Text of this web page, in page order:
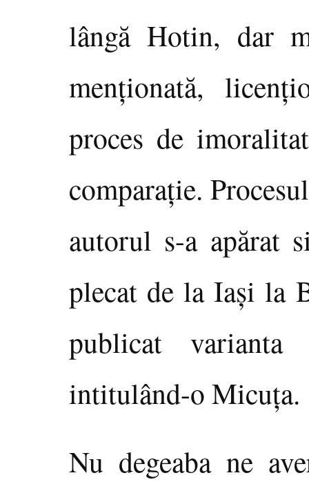
lângă Hotin, dar
menţionată,
proces de
comparaţie.
autorul s-a apărat
plecat de la Iaşi la
publicat varianta
intitulând-o Micuţa.
Nu degeaba ne